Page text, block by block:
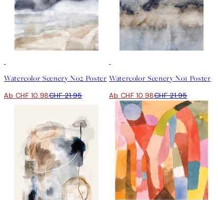
Watercolor Scenery No2 Poster
Ab CHF 10.98CHF 21.95
Watercolor Scenery No1 Poster
Ab CHF 10.98CHF 21.95